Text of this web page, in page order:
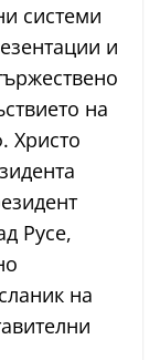
системи
и
на
Христо
Русе,
на